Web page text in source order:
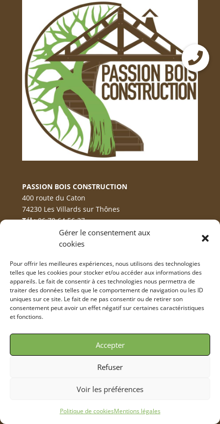
Gérer le consentement aux
cookies
Pour offrir les meilleures expériences, nous utilisons des technologies
telles que les cookies pour stocker et/ou accéder aux informations des
appareils. Le fait de consentir à ces technologies nous permettra de
traiter des données telles que le comportement de navigation ou les ID
uniques sur ce site. Le fait de ne pas consentir ou de retirer son
consentement peut avoir un effet négatif sur certaines caractéristiques
et fonctions.
Accepter
Refuser
Voir les préférences
Politique de cookiesMentions légales
PASSION BOIS CONSTRUCTION
400 route du Caton
74230 Les Villards sur Thônes
Tél: 06 78 64 56 27
: passion.bois.construction74@gmail.com
Plan du site
Accueil
Charpente
Escaliers
Politique de cookies (UE)